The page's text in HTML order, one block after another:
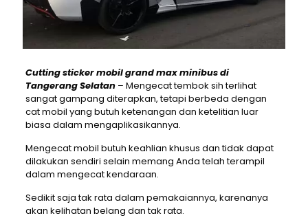
Cutting sticker mobil grand max minibus di
Tangerang Selatan– Mengecat tembok sih terlihat
sangat gampang diterapkan, tetapi berbeda dengan
cat mobil yang butuh ketenangan dan ketelitian luar
biasa dalam mengaplikasikannya.
Mengecat mobil butuh keahlian khusus dan tidak dapat
dilakukan sendiri selain memang Anda telah terampil
dalam mengecat kendaraan.
Sedikit saja tak rata dalam pemakaiannya, karenanya
akan kelihatan belang dan tak rata.